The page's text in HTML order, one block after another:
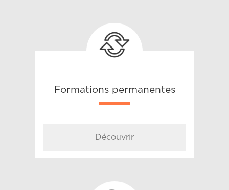
Formations permanentes
Découvrir